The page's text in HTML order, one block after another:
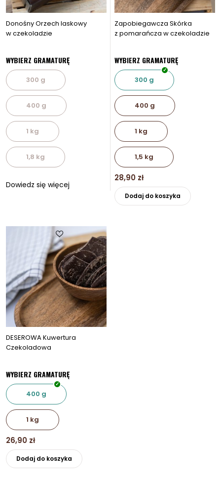
Donośny Orzech laskowy
w czekoladzie
WYBIERZ GRAMATURĘ
300 g
400 g
1 kg
1,8 kg
Dowiedz się więcej
Zapobiegawcza Skórka
z pomarańcza w czekoladzie
WYBIERZ GRAMATURĘ
300 g
400 g
1 kg
1,5 kg
28,90 zł
Dodaj do koszyka
DESEROWA Kuwertura
Czekoladowa
WYBIERZ GRAMATURĘ
400 g
1 kg
26,90 zł
Dodaj do koszyka